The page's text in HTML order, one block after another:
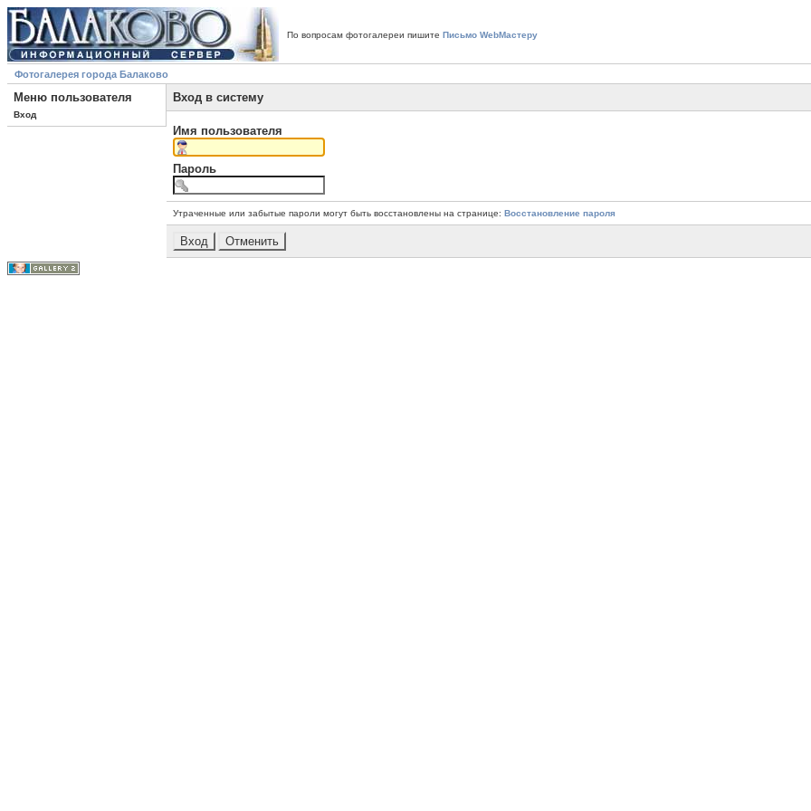
По вопросам фотогалереи пишите Письмо WebМастеру
Фотогалерея города Балаково
Меню пользователя
Вход
Вход в систему
Имя пользователя
Пароль
Утраченные или забытые пароли могут быть восстановлены на странице: Восстановление пароля